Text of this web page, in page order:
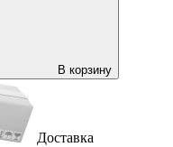
В корзину
Доставка